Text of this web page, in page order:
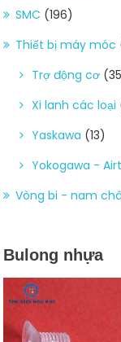
SMC (196)
Thiết bị máy móc
Trợ động cơ
Xi lanh các loại
Yaskawa (13)
Yokogawa -
Vòng bi - nam
Bulong nhựa